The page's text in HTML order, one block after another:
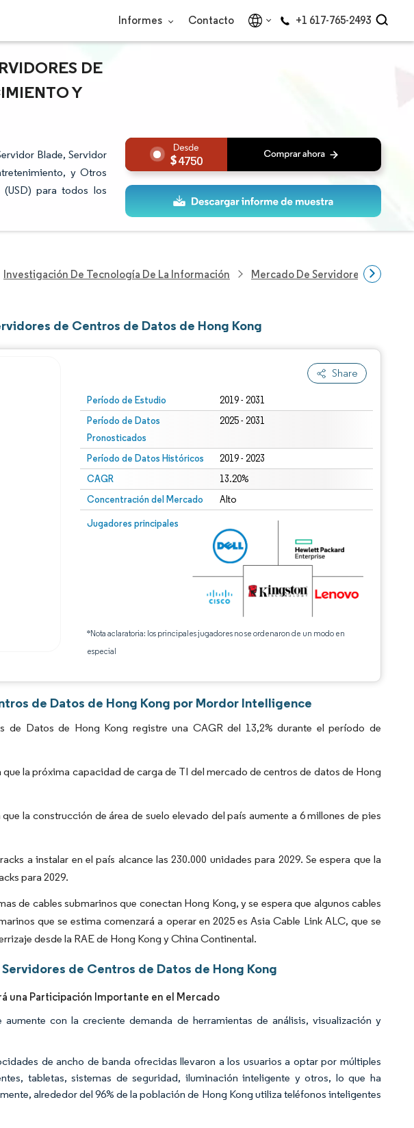
Informes Contacto +1 617-765-2493
DE
Y
Blade, Servidor
y Otros
para todos los
4750
Investigación De Tecnología De La Información Mercado De Servidores De
de Centros de Datos de Hong Kong
Share
Período de Estudio 2019 - 2031
Período de Datos
Pronosticados
2025 - 2031
Período de Datos Históricos 2019 - 2023
CAGR 13.20%
Concentración del Mercado Alto
Jugadores principales
*Nota aclaratoria: los principales jugadores no se ordenaron de un modo en
especial
de Datos de Hong Kong por Mordor Intelligence
de Datos de Hong Kong registre una CAGR del 13,2% durante el período de
la próxima capacidad de carga de TI del mercado de centros de datos de Hong
la construcción de área de suelo elevado del país aumente a 6 millones de pies
a instalar en el país alcance las 230.000 unidades para 2029. Se espera que la
para 2029.
de cables submarinos que conectan Hong Kong, y se espera que algunos cables
que se estima comenzará a operar en 2025 es Asia Cable Link ALC, que se
desde la RAE de Hong Kong y China Continental.
de Centros de Datos de Hong Kong
una Participación Importante en el Mercado
con la creciente demanda de herramientas de análisis, visualización y
de ancho de banda ofrecidas llevaron a los usuarios a optar por múltiples
tabletas, sistemas de seguridad, iluminación inteligente y otros, lo que ha
alrededor del 96% de la población de Hong Kong utiliza teléfonos inteligentes